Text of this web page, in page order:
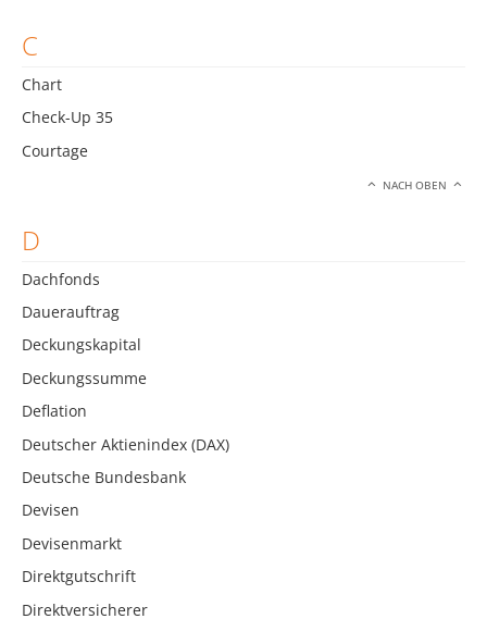
C
Chart
Check-Up 35
Courtage
NACH OBEN
D
Dachfonds
Dauerauftrag
Deckungskapital
Deckungssumme
Deflation
Deutscher Aktienindex (DAX)
Deutsche Bundesbank
Devisen
Devisenmarkt
Direktgutschrift
Direktversicherer